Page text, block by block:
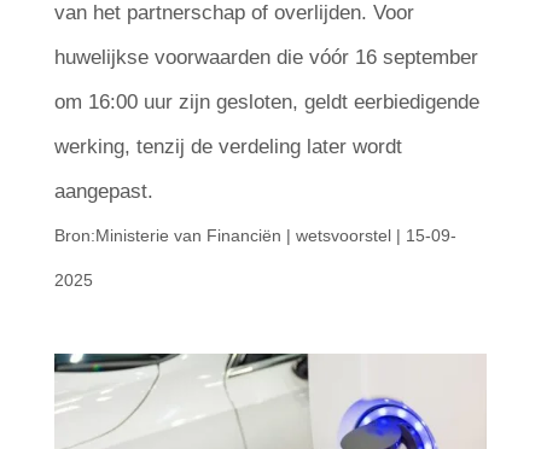
van het partnerschap of overlijden. Voor
huwelijkse voorwaarden die vóór 16 september
om 16:00 uur zijn gesloten, geldt eerbiedigende
werking, tenzij de verdeling later wordt
aangepast.
Bron:Ministerie van Financiën | wetsvoorstel | 15-09-
2025